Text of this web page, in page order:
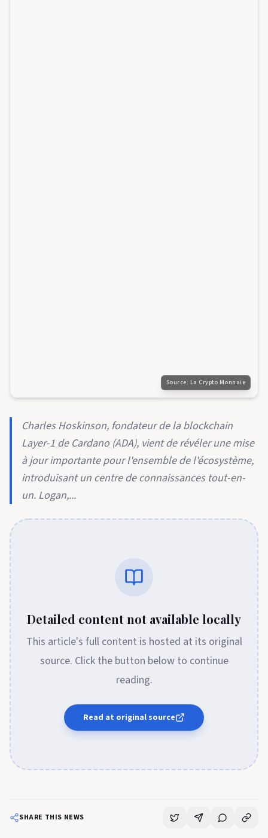
Source: La Crypto Monnaie
Charles Hoskinson, fondateur de la blockchain
Layer-1 de Cardano (ADA), vient de révéler une mise
à jour importante pour l'ensemble de l'écosystème,
introduisant un centre de connaissances tout-en-
un. Logan,...
Detailed content not available locally
This article's full content is hosted at its original
source. Click the button below to continue
reading.
Read at original source
SHARE THIS NEWS